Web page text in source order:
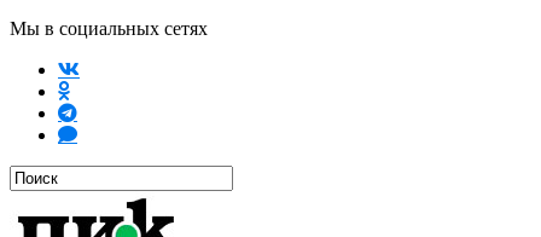
Мы в социальных сетях